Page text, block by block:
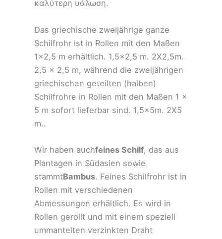
καλύτερη υάλωση.
Das griechische zweijährige ganze
Schilfrohr ist in Rollen mit den Maßen
1×2,5 m erhältlich. 1,5×2,5 m. 2X2,5m.
2,5 x 2,5 m, während die zweijährigen
griechischen geteilten (halben)
Schilfrohre in Rollen mit den Maßen 1 x
5 m sofort lieferbar sind. 1,5×5m. 2X5
m..
Wir haben auchfeines Schilf, das aus
Plantagen in Südasien sowie
stammtBambus. Feines Schilfrohr ist in
Rollen mit verschiedenen
Abmessungen erhältlich. Es wird in
Rollen gerollt und mit einem speziell
ummantelten verzinkten Draht